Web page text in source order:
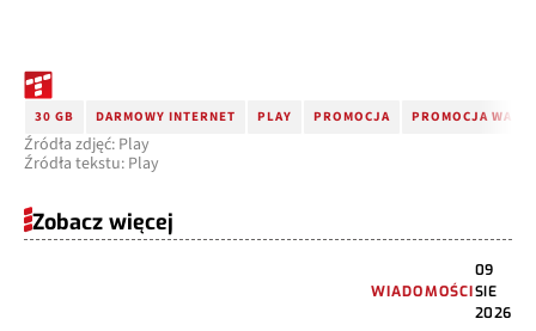
30 GB DARMOWY INTERNET PLAY PROMOCJA PROMOCJA
Źródła zdjęć: Play
Źródła tekstu: Play
Zobacz więcej
WIADOMOŚCI
09
SIE
2026